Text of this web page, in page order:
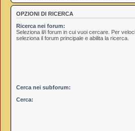
OPZIONI DI RICERCA
Ricerca nei forum:
Seleziona il/i forum in cui vuoi cercare. Per
seleziona il forum principale e abilita la ricerca.
Cerca nei subforum:
Cerca: